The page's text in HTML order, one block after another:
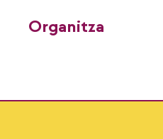
Organitza